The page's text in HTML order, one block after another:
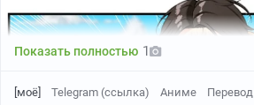
Показать полностью 1
[моё] Telegram (ссылка) Аниме Перевод